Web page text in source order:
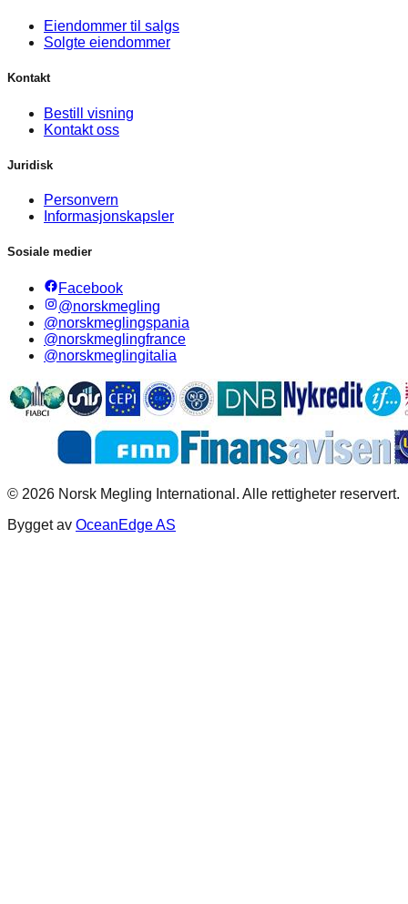
Eiendommer til salgs
Solgte eiendommer
Kontakt
Bestill visning
Kontakt oss
Juridisk
Personvern
Informasjonskapsler
Sosiale medier
Facebook
@norskmegling
@norskmeglingspania
@norskmeglingfrance
@norskmeglingitalia
© 2026 Norsk Megling International. Alle rettigheter reservert.
Bygget av OceanEdge AS